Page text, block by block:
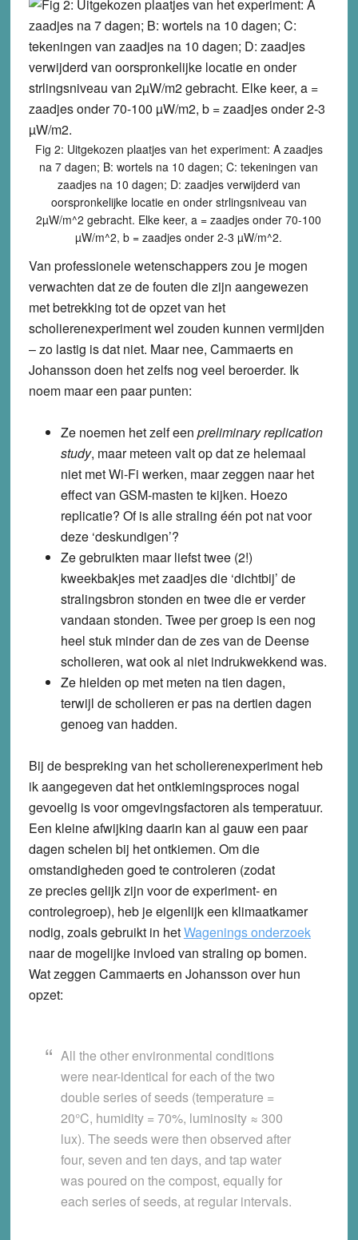
Fig 2: Uitgekozen plaatjes van het experiment: A zaadjes
na 7 dagen; B: wortels na 10 dagen; C: tekeningen van
zaadjes na 10 dagen; D: zaadjes verwijderd van
oorspronkelijke locatie en onder strlingsniveau van
2µW/m^2 gebracht. Elke keer, a = zaadjes onder 70-100
µW/m^2, b = zaadjes onder 2-3 µW/m^2.
Van professionele wetenschappers zou je mogen
verwachten dat ze de fouten die zijn aangewezen
met betrekking tot de opzet van het
scholierenexperiment wel zouden kunnen vermijden
– zo lastig is dat niet. Maar nee, Cammaerts en
Johansson doen het zelfs nog veel beroerder. Ik
noem maar een paar punten:
Ze noemen het zelf een preliminary replication
study, maar meteen valt op dat ze helemaal
niet met Wi-Fi werken, maar zeggen naar het
effect van GSM-masten te kijken. Hoezo
replicatie? Of is alle straling één pot nat voor
deze ‘deskundigen’?
Ze gebruikten maar liefst twee (2!)
kweekbakjes met zaadjes die ‘dichtbij’ de
stralingsbron stonden en twee die er verder
vandaan stonden. Twee per groep is een nog
heel stuk minder dan de zes van de Deense
scholieren, wat ook al niet indrukwekkend was.
Ze hielden op met meten na tien dagen,
terwijl de scholieren er pas na dertien dagen
genoeg van hadden.
Bij de bespreking van het scholierenexperiment heb
ik aangegeven dat het ontkiemingsproces nogal
gevoelig is voor omgevingsfactoren als temperatuur.
Een kleine afwijking daarin kan al gauw een paar
dagen schelen bij het ontkiemen. Om die
omstandigheden goed te controleren (zodat
ze precies gelijk zijn voor de experiment- en
controlegroep), heb je eigenlijk een klimaatkamer
nodig, zoals gebruikt in hetWagenings onderzoek
naar de mogelijke invloed van straling op bomen.
Wat zeggen Cammaerts en Johansson over hun
opzet:
All the other environmental conditions
were near-identical for each of the two
double series of seeds (temperature =
20°C, humidity = 70%, luminosity ≈ 300
lux). The seeds were then observed after
four, seven and ten days, and tap water
was poured on the compost, equally for
each series of seeds, at regular intervals.